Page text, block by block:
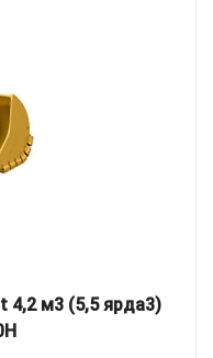
4,2 м3 (5,5 ярда3)